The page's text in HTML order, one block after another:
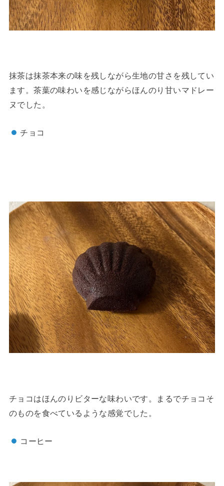
抹茶は抹茶本来の味を残しながら生地の甘さを残してい
ます。茶葉の味わいを感じながらほんのり甘いマドレー
ヌでした。
チョコ
チョコはほんのりビターな味わいです。まるでチョコそ
のものを食べているような感覚でした。
コーヒー